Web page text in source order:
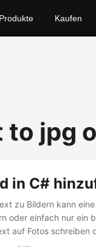
Produkte Kaufen
jpg
in C#
zu Bildern kann
oder einfach nur ein
auf Fotos schreiben